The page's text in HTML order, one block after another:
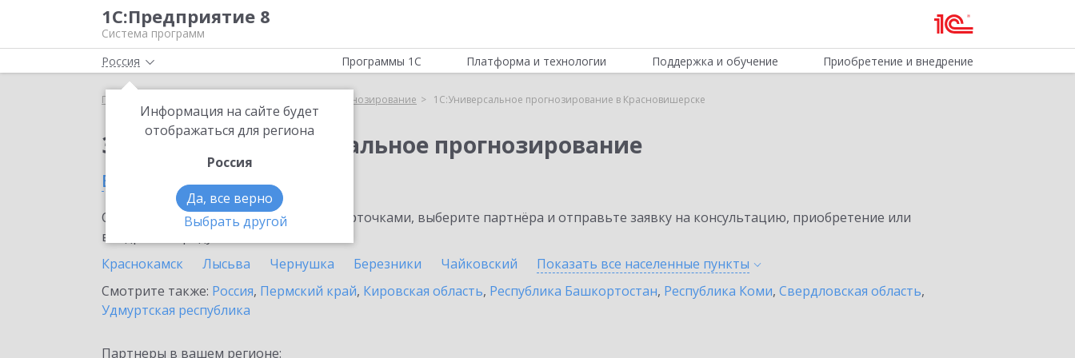
1С:Предприятие 8
Система программ
Россия
Информация на сайте будет
отображаться для региона
Россия
Да, все верно
Выбрать другой
Программы 1С Платформа и технологии Поддержка и обучение Приобретение и внедрение
Главная 1С:Универсальное прогнозирование 1С:Универсальное прогнозирование в Красновишерске
Заказать 1С:Универсальное прогнозирование
в Красновишерске
Ознакомьтесь с информационными карточками, выберите партнёра и отправьте заявку на консультацию, приобретение или
внедрение продукта.
Краснокамск
Лысьва Чернушка Березники Чайковский Показать все населенные пункты
Смотрите также: Россия, Пермский край, Кировская область, Республика Башкортостан, Республика Коми, Свердловская область,
Удмуртская республика
Партнеры в вашем регионе: